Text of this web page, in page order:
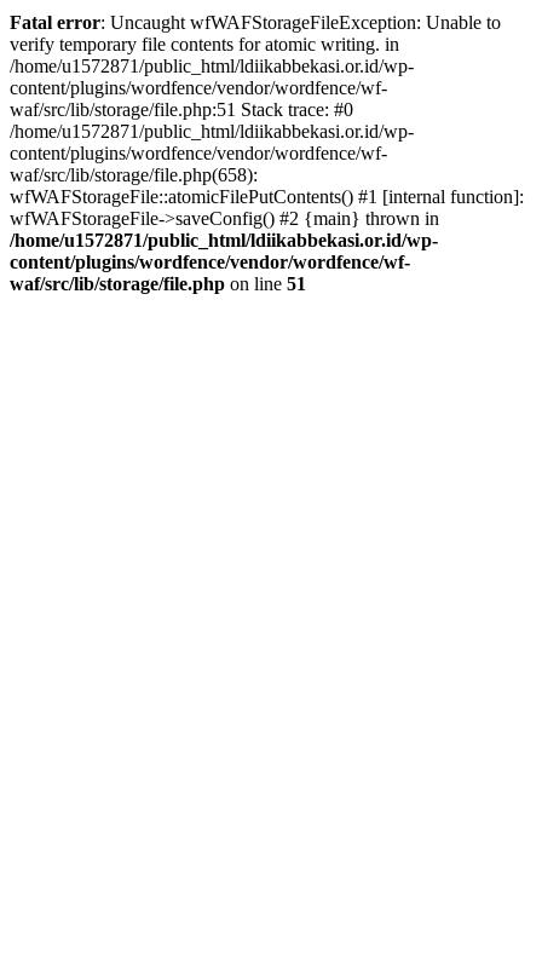
Fatal error: Uncaught wfWAFStorageFileException: Unable to
verify temporary file contents for atomic writing. in
/home/u1572871/public_html/ldiikabbekasi.or.id/wp-
content/plugins/wordfence/vendor/wordfence/wf-
waf/src/lib/storage/file.php:51 Stack trace: #0
/home/u1572871/public_html/ldiikabbekasi.or.id/wp-
content/plugins/wordfence/vendor/wordfence/wf-
waf/src/lib/storage/file.php(658):
wfWAFStorageFile::atomicFilePutContents() #1 [internal function]:
wfWAFStorageFile->saveConfig() #2 {main} thrown in
/home/u1572871/public_html/ldiikabbekasi.or.id/wp-
content/plugins/wordfence/vendor/wordfence/wf-
waf/src/lib/storage/file.php on line 51